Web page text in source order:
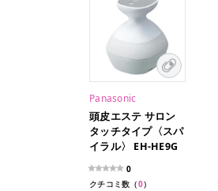
Panasonic
頭皮エステ サロン
タッチタイプ〈スパ
イラル〉 EH-HE9G
0
クチコミ数（0）